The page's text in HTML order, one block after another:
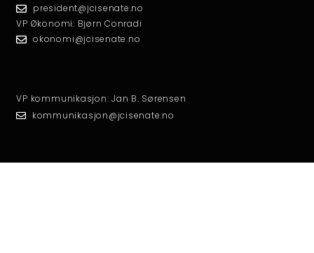
president@jcisenate.no
VP Økonomi: Bjørn Conradi
okonomi@jcisenate.no
VP kommunikasjon: Jan B. Sørensen
kommunikasjon@jcisenate.no